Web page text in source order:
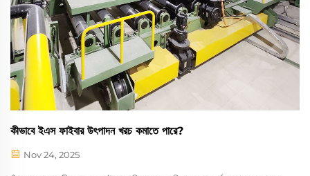
কীভাবে ইএস ফাইবার উৎপাদন খরচ কমাতে পারে?
Nov 24, 2025